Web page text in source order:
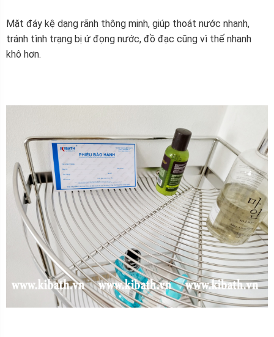
Mặt đáy kệ dạng rãnh thông minh, giúp thoát nước nhanh,
tránh tình trạng bị ứ đọng nước, đồ đạc cũng vì thế nhanh
khô hơn.